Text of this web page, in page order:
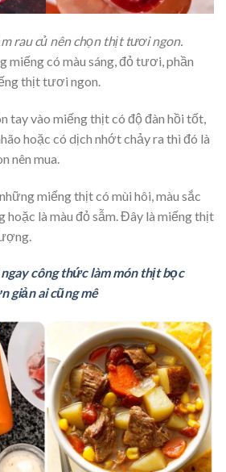
rau củ nên chọn thịt tươi ngon.
miếng có màu sáng, đỏ tươi, phần
thịt tươi ngon.
tay vào miếng thịt có độ đàn hồi tốt,
hoặc có dịch nhớt chảy ra thì đó là
nên mua.
miếng thịt có mùi hôi, màu sắc
hoặc là màu đỏ sẫm. Đây là miếng thịt
công thức làm món thịt bọc
giản ai cũng mê